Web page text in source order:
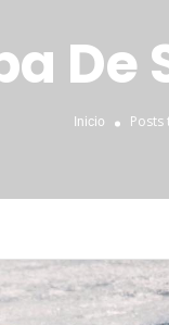
De
Inicio Posts